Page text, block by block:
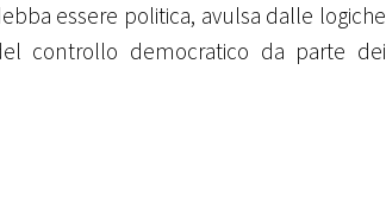
essere politica, avulsa dalle logiche
controllo democratico da parte dei